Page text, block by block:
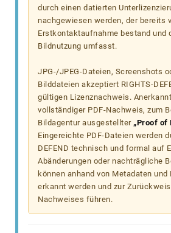
durch einen datierten
nachgewiesen werden, der bereits
Erstkontaktaufnahme bestand und
Bildnutzung umfasst.
JPG-/JPEG-Dateien, Screenshots
Bilddateien akzeptiert RIGHTS-
gültigen Lizenznachweis.
vollständiger PDF-Nachweis, zum
Bildagentur ausgestellter „Proof of
Eingereichte PDF-Dateien werden
DEFEND technisch und formal auf
Abänderungen oder nachträgliche
können anhand von Metadaten
erkannt werden und zur
Nachweises führen.